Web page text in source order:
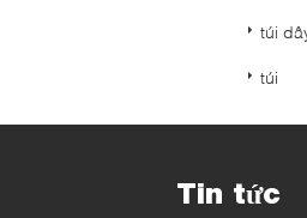
túi
túi
Tin tức